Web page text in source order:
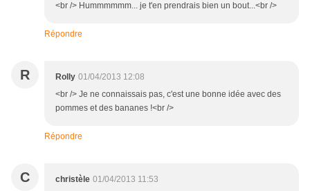
<br /> Hummmmmm... je t'en prendrais bien un bout...<br />
Répondre
R Rolly 01/04/2013 12:08
<br /> Je ne connaissais pas, c'est une bonne idée avec des
pommes et des bananes !<br />
Répondre
C christèle 01/04/2013 11:53